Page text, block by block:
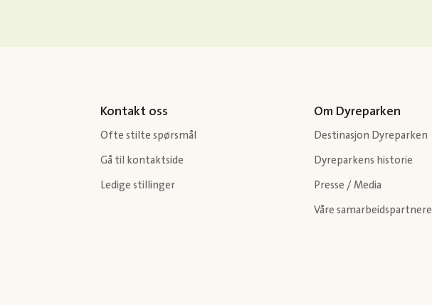
Kontakt oss
Ofte stilte spørsmål
Gå til kontaktside
Ledige stillinger
Om Dyreparken
Destinasjon Dyreparken
Dyreparkens historie
Presse / Media
Våre samarbeidspartnere